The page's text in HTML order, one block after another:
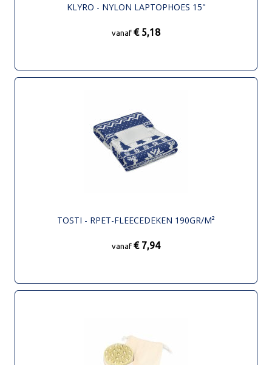
KLYRO - NYLON LAPTOPHOES 15"
vanaf € 5,18
TOSTI - RPET-FLEECEDEKEN 190GR/M²
vanaf € 7,94